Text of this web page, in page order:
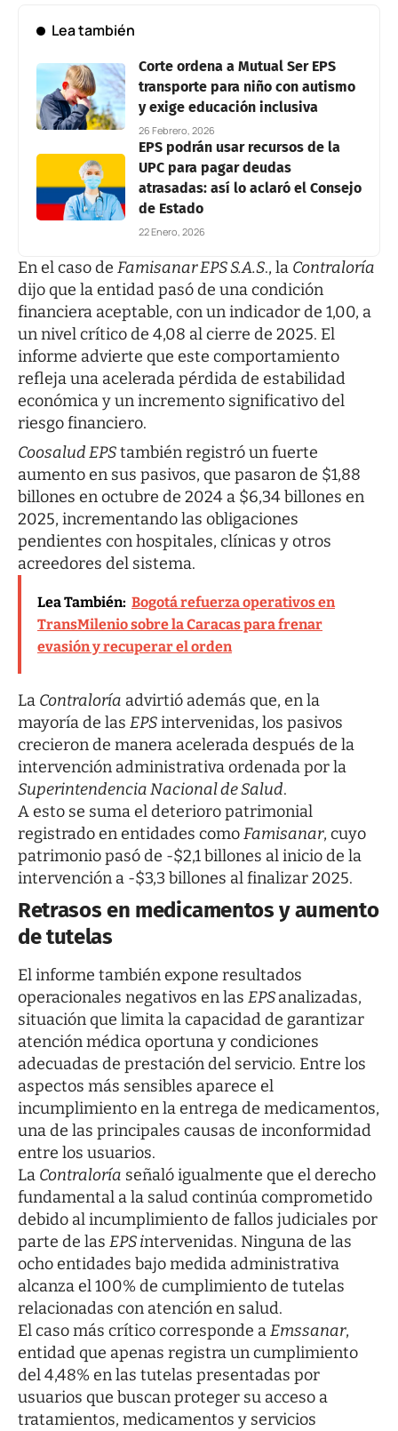
Lea también
Corte ordena a Mutual Ser EPS
transporte para niño con autismo
y exige educación inclusiva
26 Febrero, 2026
EPS podrán usar recursos de la
UPC para pagar deudas
atrasadas: así lo aclaró el Consejo
de Estado
22 Enero, 2026
En el caso de Famisanar EPS S.A.S., la Contraloría
dijo que la entidad pasó de una condición
financiera aceptable, con un indicador de 1,00, a
un nivel crítico de 4,08 al cierre de 2025. El
informe advierte que este comportamiento
refleja una acelerada pérdida de estabilidad
económica y un incremento significativo del
riesgo financiero.
Coosalud EPStambién registró un fuerte
aumento en sus pasivos, que pasaron de $1,88
billones en octubre de 2024 a $6,34 billones en
2025, incrementando las obligaciones
pendientes con hospitales, clínicas y otros
acreedores del sistema.
Lea También: Bogotá refuerza operativos en
TransMilenio sobre la Caracas para frenar
evasión y recuperar el orden
La Contraloría advirtió además que, en la
mayoría de las EPSintervenidas, los pasivos
crecieron de manera acelerada después de la
intervención administrativa ordenada por la
Superintendencia Nacional de Salud.
A esto se suma el deterioro patrimonial
registrado en entidades comoFamisanar, cuyo
patrimonio pasó de -$2,1 billones al inicio de la
intervención a -$3,3 billones al finalizar 2025.
Retrasos en medicamentos y aumento
de tutelas
El informe también expone resultados
operacionales negativos en las EPSanalizadas,
situación que limita la capacidad de garantizar
atención médica oportuna y condiciones
adecuadas de prestación del servicio. Entre los
aspectos más sensibles aparece el
incumplimiento en la entrega de medicamentos,
una de las principales causas de inconformidad
entre los usuarios.
La Contraloría señaló igualmente que el derecho
fundamental a la salud continúa comprometido
debido al incumplimiento de fallos judiciales por
parte de las EPS intervenidas. Ninguna de las
ocho entidades bajo medida administrativa
alcanza el 100% de cumplimiento de tutelas
relacionadas con atención en salud.
El caso más crítico corresponde aEmssanar,
entidad que apenas registra un cumplimiento
del 4,48% en las tutelas presentadas por
usuarios que buscan proteger su acceso a
tratamientos, medicamentos y servicios